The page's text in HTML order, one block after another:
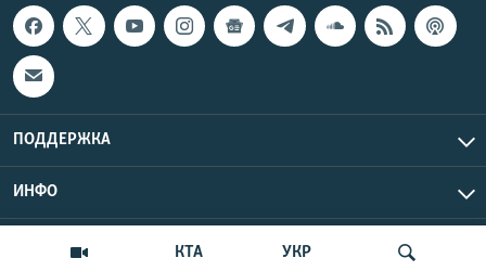
КТА УКР
ПОДДЕРЖКА
ИНФО
Copyright Крым.Реалии, 2026 | Все права защищены.
UTC+3